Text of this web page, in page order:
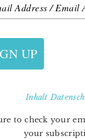
QUILT-
UP
Inhalt
to check your
your